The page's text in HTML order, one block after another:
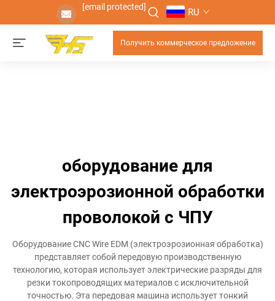
[email protected] RU
Получить коммерческое предложение
оборудование для
электроэрозионной обработки
проволокой с ЧПУ
Оборудование CNC Wire EDM (электроэрозионная обработка)
представляет собой передовую производственную
технологию, которая использует электрические разряды для
резки токопроводящих материалов с исключительной
точностью. Эта передовая машина использует тонкий